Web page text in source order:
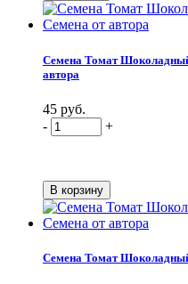
Семена Томат
автора
45 руб.
-
+
Семена Томат